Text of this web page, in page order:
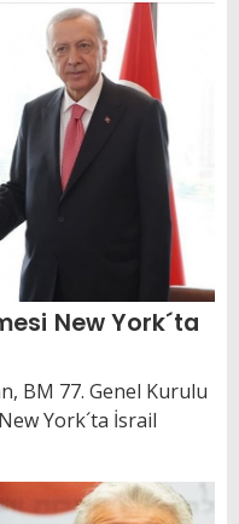
New York´ta
BM 77. Genel Kurulu
York´ta İsrail